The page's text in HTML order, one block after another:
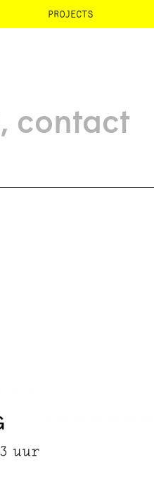
PROJECTS
contact